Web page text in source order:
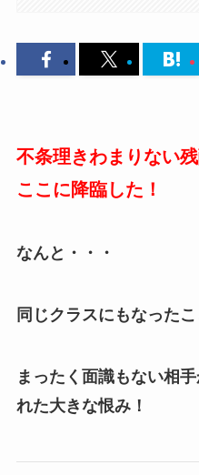
不条理きわまりない
ここに降臨した！
なんと・・・
同じクラスにもなったこ
まったく面識もない相
れた大きな恨み！